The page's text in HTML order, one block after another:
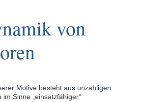
von
Motive besteht aus unzähligen
Sinne „einsatzfähiger“